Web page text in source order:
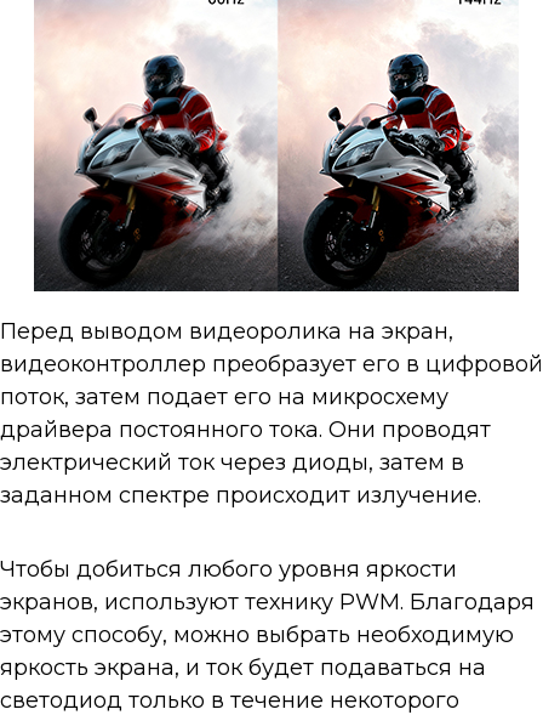
Перед выводом видеоролика на экран,
видеоконтроллер преобразует его в цифровой
поток, затем подает его на микросхему
драйвера постоянного тока. Они проводят
электрический ток через диоды, затем в
заданном спектре происходит излучение.
Чтобы добиться любого уровня яркости
экранов, используют технику PWM. Благодаря
этому способу, можно выбрать необходимую
яркость экрана, и ток будет подаваться на
светодиод только в течение некоторого